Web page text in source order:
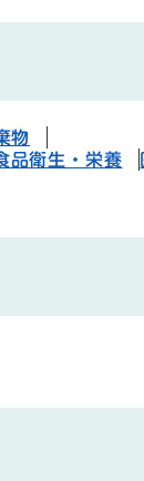
物
品衛生・栄養